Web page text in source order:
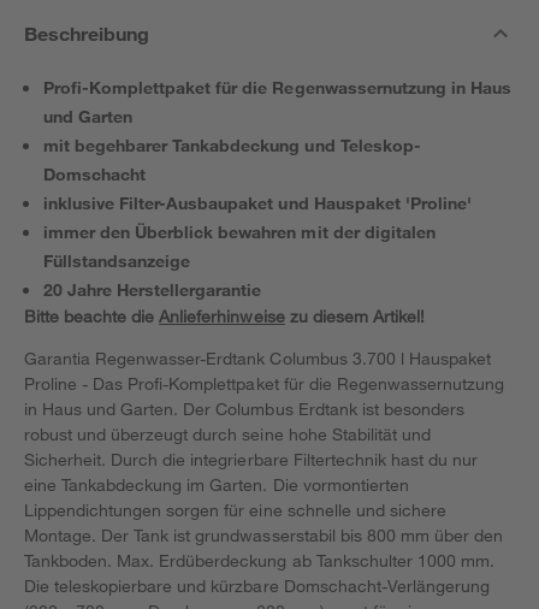
Beschreibung
Profi-Komplettpaket für die Regenwassernutzung in Haus
und Garten
mit begehbarer Tankabdeckung und Teleskop-
Domschacht
inklusive Filter-Ausbaupaket und Hauspaket 'Proline'
immer den Überblick bewahren mit der digitalen
Füllstandsanzeige
20 Jahre Herstellergarantie
Bitte beachte dieAnlieferhinweisezu diesem Artikel!
Garantia Regenwasser-Erdtank Columbus 3.700 l Hauspaket
Proline - Das Profi-Komplettpaket für die Regenwassernutzung
in Haus und Garten. Der Columbus Erdtank ist besonders
robust und überzeugt durch seine hohe Stabilität und
Sicherheit. Durch die integrierbare Filtertechnik hast du nur
eine Tankabdeckung im Garten. Die vormontierten
Lippendichtungen sorgen für eine schnelle und sichere
Montage. Der Tank ist grundwasserstabil bis 800 mm über den
Tankboden. Max. Erdüberdeckung ab Tankschulter 1000 mm.
Die teleskopierbare und kürzbare Domschacht-Verlängerung